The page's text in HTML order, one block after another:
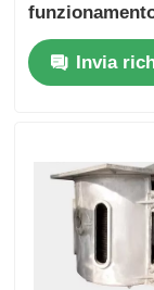
manuale
ElectricInvia